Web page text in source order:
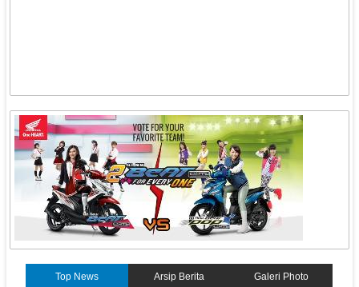
Top News Arsip Berita Galeri Photo